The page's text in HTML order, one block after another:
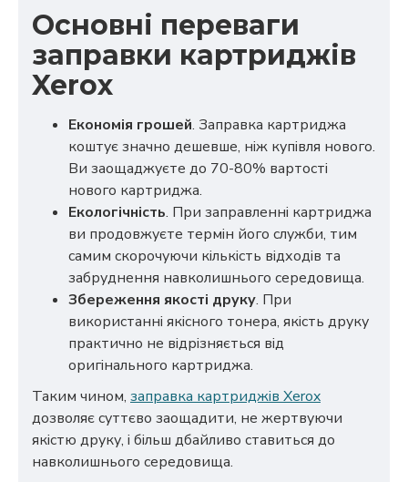
Основні переваги
заправки картриджів
Xerox
Економія грошей. Заправка картриджа
коштує значно дешевше, ніж купівля нового.
Ви заощаджуєте до 70-80% вартості
нового картриджа.
Екологічність. При заправленні картриджа
ви продовжуєте термін його служби, тим
самим скорочуючи кількість відходів та
забруднення навколишнього середовища.
Збереження якості друку. При
використанні якісного тонера, якість друку
практично не відрізняється від
оригінального картриджа.
Таким чином, заправка картриджів Xerox
дозволяє суттєво заощадити, не жертвуючи
якістю друку, і більш дбайливо ставиться до
навколишнього середовища.